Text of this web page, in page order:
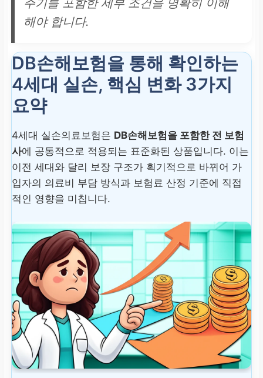
해야 합니다.
DB손해보험을 통해 확인하는
4세대 실손, 핵심 변화 3가지
요약
4세대 실손의료보험은 DB손해보험을 포함한 전 보험
사에 공통적으로 적용되는 표준화된 상품입니다. 이는
이전 세대와 달리 보장 구조가 획기적으로 바뀌어 가
입자의 의료비 부담 방식과 보험료 산정 기준에 직접
적인 영향을 미칩니다.